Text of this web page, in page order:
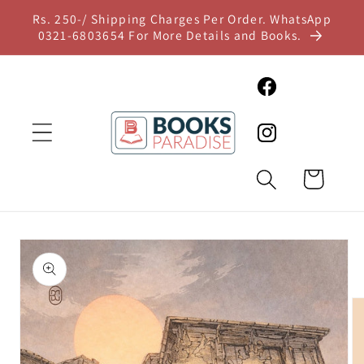
Skip to
content
Rs. 250-/ Shipping Charges Per Order. WhatsApp
0321-6803654 For More Details and Books.
Facebook
Instagram
Cart
Skip to
product
information